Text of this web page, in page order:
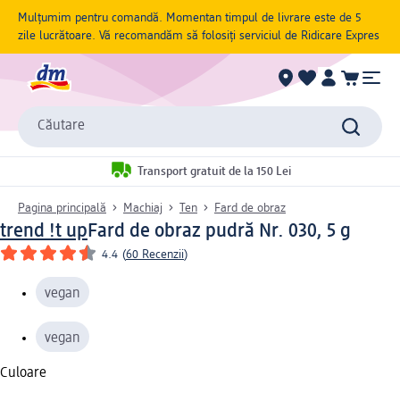
Mulțumim pentru comandă. Momentan timpul de livrare este de 5
zile lucrătoare. Vă recomandăm să folosiți serviciul de Ridicare Expres
Căutare
Transport gratuit de la 150 Lei
Pagina principală Machiaj Ten Fard de obraz
trend !t upFard de obraz pudră Nr. 030, 5 g
4.4 (60 Recenzii)
vegan
vegan
Culoare